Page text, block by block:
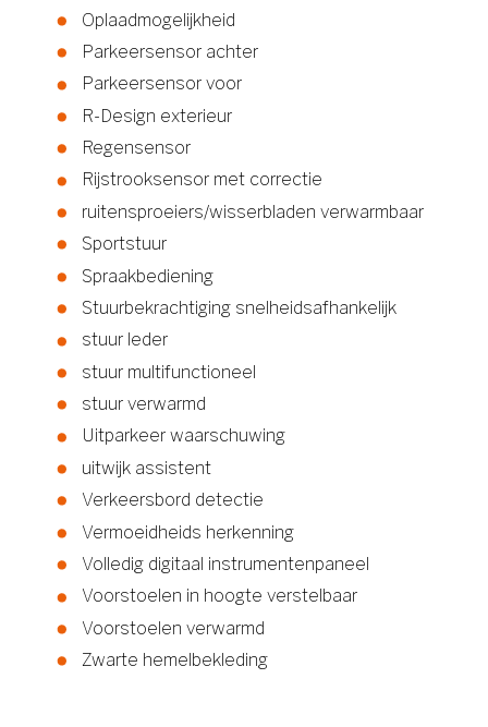
Oplaadmogelijkheid
Parkeersensor achter
Parkeersensor voor
R-Design exterieur
Regensensor
Rijstrooksensor met correctie
ruitensproeiers/wisserbladen verwarmbaar
Sportstuur
Spraakbediening
Stuurbekrachtiging snelheidsafhankelijk
stuur leder
stuur multifunctioneel
stuur verwarmd
Uitparkeer waarschuwing
uitwijk assistent
Verkeersbord detectie
Vermoeidheids herkenning
Volledig digitaal instrumentenpaneel
Voorstoelen in hoogte verstelbaar
Voorstoelen verwarmd
Zwarte hemelbekleding